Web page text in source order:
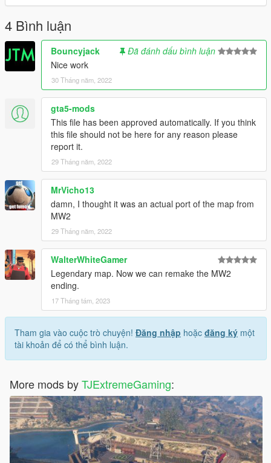
4 Bình luận
Bouncyjack
Đã đánh dấu bình luận
Nice work
30 Tháng năm, 2022
gta5-mods
This file has been approved automatically. If you think
this file should not be here for any reason please
report it.
29 Tháng năm, 2022
MrVicho13
damn, I thought it was an actual port of the map from
MW2
29 Tháng năm, 2022
WalterWhiteGamer
Legendary map. Now we can remake the MW2
ending.
17 Tháng tám, 2023
Tham gia vào cuộc trò chuyện! Đăng nhập hoặc đăng ký một
tài khoản để có thể bình luận.
More mods byTJExtremeGaming: